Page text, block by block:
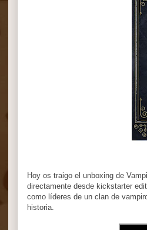
Hoy os traigo el unboxing de
directamente desde kickstarter
como líderes de un clan de
historia.